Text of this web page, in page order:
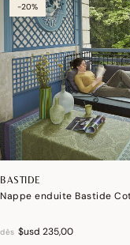
-20%
BASTIDE
Nappe enduite Bastide
dès $usd 235,00